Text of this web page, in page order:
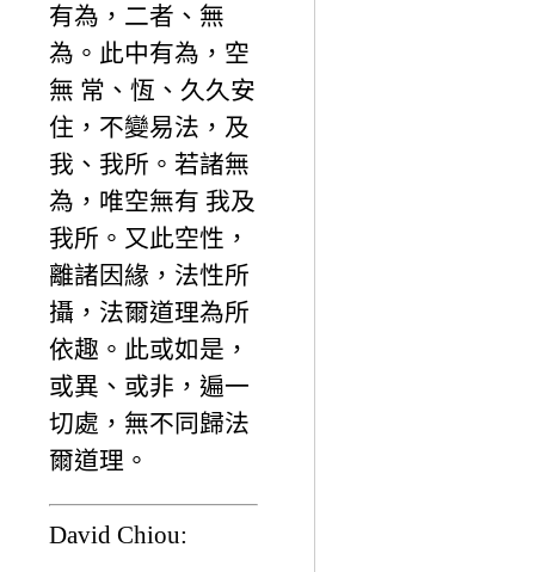
有為，二者、無
為。此中有為，空
無 常、恆、久久安
住，不變易法，及
我、我所。若諸無
為，唯空無有 我及
我所。又此空性，
離諸因緣，法性所
攝，法爾道理為所
依趣。此或如是，
或異、或非，遍一
切處，無不同歸法
爾道理。
David Chiou: